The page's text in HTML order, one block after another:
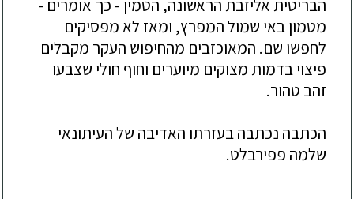
הבריטית אליזבת הראשונה, הטמין - כך אומרים -
מטמון באי שמול המפרץ, ומאז לא מפסיקים
לחפשו שם. המאוכזבים מהחיפוש העקר מקבלים
פיצוי בדמות מצוקים מיוערים וחוף חולי שצבעו
זהב טהור.
הכתבה נכתבהבעזרתו האדיבה שלהעיתונאי
שלמה פפירבלט.